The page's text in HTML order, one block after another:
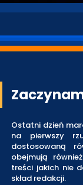
Ostatni dzień
na pierwszy
dostosowaną
obejmują
treści jakich nie
skład redakcji.